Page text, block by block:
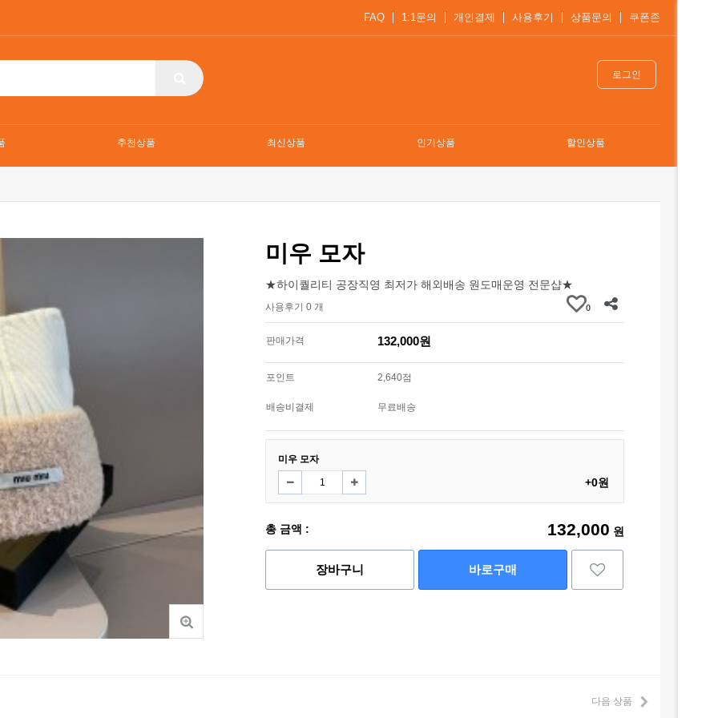
FAQ 1:1문의 개인결제 사용후기 상품문의 쿠폰존
로그인
추천상품 최신상품 인기상품 할인상품
미우 모자
★하이퀄리티 공장직영 최저가 해외배송 원도매운영 전문샵★
사용후기 0 개 0
판매가격 132,000원
포인트 2,640점
배송비결제 무료배송
미우 모자
+0원
총 금액 : 132,000 원
장바구니 바로구매
다음 상품